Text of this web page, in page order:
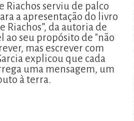
Riachos serviu de palco
a apresentação do livro
Riachos”, da autoria de
ao seu propósito de "não
mas escrever com
explicou que cada
uma mensagem, um
à terra.